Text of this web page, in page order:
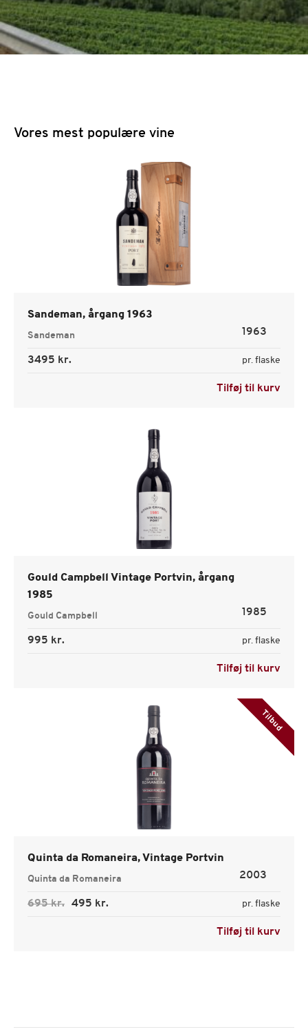
Vores mest populære vine
Sandeman, årgang 1963
Sandeman 1963
3495 kr. pr. flaske
Tilføj til kurv
Gould Campbell Vintage Portvin, årgang
1985
Gould Campbell 1985
995 kr. pr. flaske
Tilføj til kurv
Tilbud
Quinta da Romaneira, Vintage Portvin
Quinta da Romaneira 2003
695 kr. 495 kr. pr. flaske
Tilføj til kurv